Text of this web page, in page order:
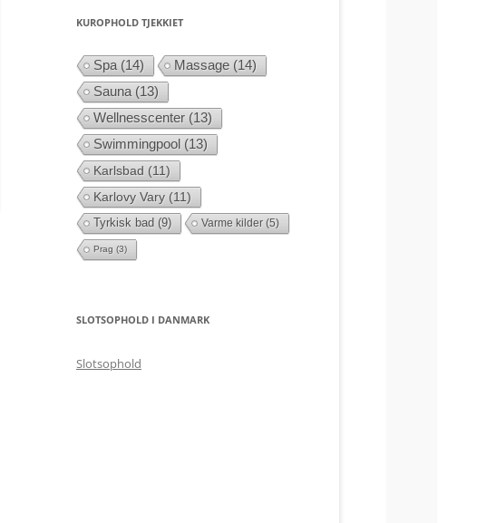
KUROPHOLD TJEKKIET
Spa (14) Massage (14)
Sauna(13)
Wellnesscenter (13)
Swimmingpool (13)
Karlsbad (11)
Karlovy Vary (11)
Tyrkisk bad (9) Varme kilder (5)
Prag (3)
SLOTSOPHOLD I DANMARK
Slotsophold